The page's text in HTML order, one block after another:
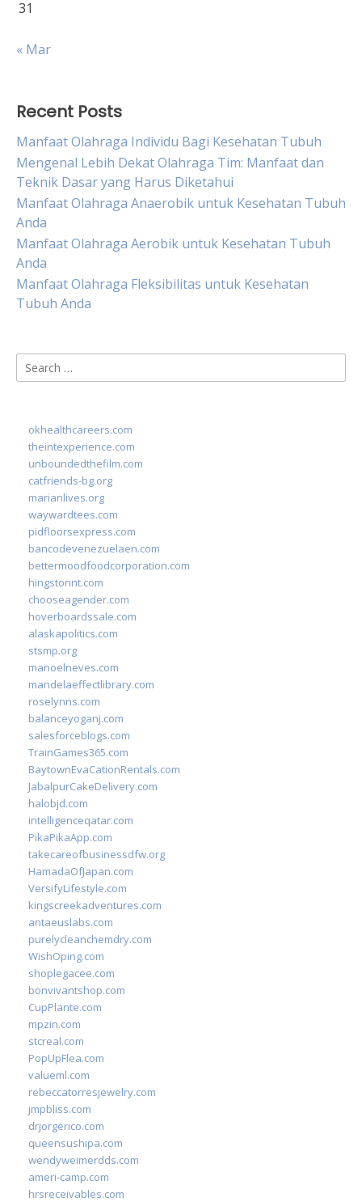
31
« Mar
Recent Posts
Manfaat Olahraga Individu Bagi Kesehatan Tubuh
Mengenal Lebih Dekat Olahraga Tim: Manfaat dan
Teknik Dasar yang Harus Diketahui
Manfaat Olahraga Anaerobik untuk Kesehatan Tubuh
Anda
Manfaat Olahraga Aerobik untuk Kesehatan Tubuh
Anda
Manfaat Olahraga Fleksibilitas untuk Kesehatan
Tubuh Anda
Search
for:
okhealthcareers.com
theintexperience.com
unboundedthefilm.com
catfriends-bg.org
marianlives.org
waywardtees.com
pidfloorsexpress.com
bancodevenezuelaen.com
bettermoodfoodcorporation.com
hingstonnt.com
chooseagender.com
hoverboardssale.com
alaskapolitics.com
stsmp.org
manoelneves.com
mandelaeffectlibrary.com
roselynns.com
balanceyoganj.com
salesforceblogs.com
TrainGames365.com
BaytownEvaCationRentals.com
JabalpurCakeDelivery.com
halobjd.com
intelligenceqatar.com
PikaPikaApp.com
takecareofbusinessdfw.org
HamadaOfJapan.com
VersifyLifestyle.com
kingscreekadventures.com
antaeuslabs.com
purelycleanchemdry.com
WishOping.com
shoplegacee.com
bonvivantshop.com
CupPlante.com
mpzin.com
stcreal.com
PopUpFlea.com
valueml.com
rebeccatorresjewelry.com
jmpbliss.com
drjorgerico.com
queensushipa.com
wendyweimerdds.com
ameri-camp.com
hrsreceivables.com